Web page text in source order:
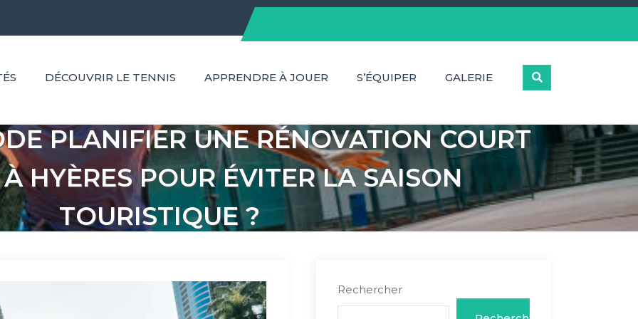
DÉCOUVRIR LE TENNIS APPRENDRE À JOUER S’ÉQUIPER GALERIE
PLANIFIER UNE RÉNOVATION COURT
HYÈRES POUR ÉVITER LA SAISON
TOURISTIQUE ?
Rechercher